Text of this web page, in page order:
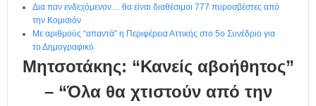
Δια παν ενδεχόμενον… θα είναι διαθέσιμοι 777 πυροσβέστες από
την Κομισιόν
Με αριθμούς “απαντά” η Περιφέρεια Αττικής στο 5ο Συνέδριο για
το Δημογραφικό
Μητσοτάκης: “Κανείς αβοήθητος”
– “Όλα θα χτιστούν από την